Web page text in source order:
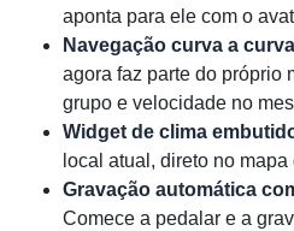
aponta para ele com o
Navegação curva a
agora faz parte do próprio
grupo e velocidade no
Widget de clima
local atual, direto no mapa
Gravação automática
Comece a pedalar e a